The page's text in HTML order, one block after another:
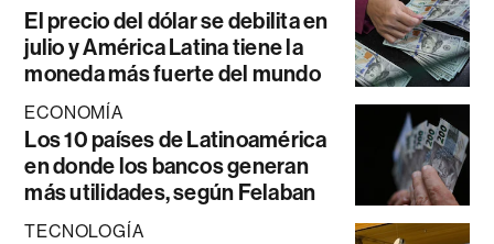
El precio del dólar se debilita en
julio y América Latina tiene la
moneda más fuerte del mundo
ECONOMÍA
Los 10 países de Latinoamérica
en donde los bancos generan
más utilidades, según Felaban
TECNOLOGÍA